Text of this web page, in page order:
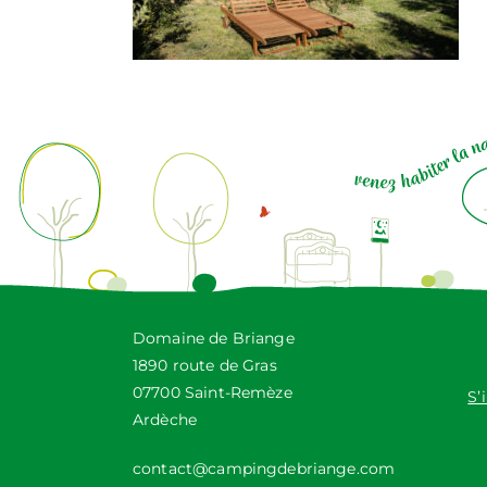
Domaine de Briange
1890 route de Gras
07700 Saint-Remèze
Ardèche
contact@campingdebriange.com